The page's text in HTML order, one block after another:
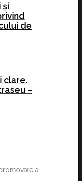
și
de
clare.
–
a